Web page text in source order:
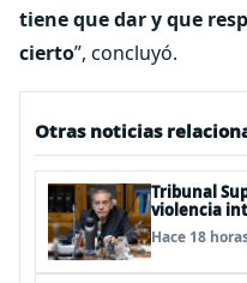
tiene que dar y que
cierto”, concluyó.
Otras noticias
Tribunal
violencia
senador
Hace 18